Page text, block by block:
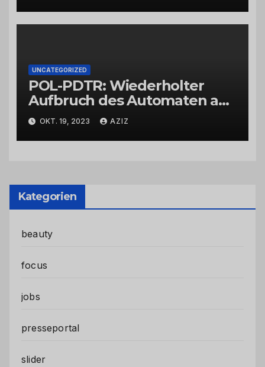
UNCATEGORIZED
POL-PDTR: Wiederholter
Aufbruch des Automaten am
Wohnmobilstellplatz in
Hermeskeil am Labachweg
OKT. 19, 2023 AZIZ
Kategorien
beauty
focus
jobs
presseportal
slider